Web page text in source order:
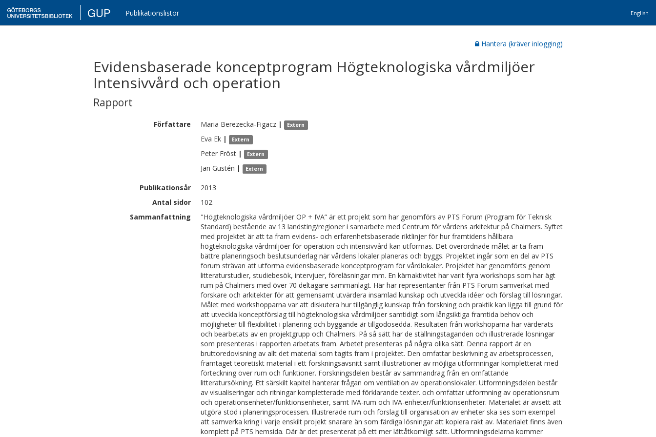
GUP Publikationslistor English
Hantera (kräver inlogging)
Evidensbaserade konceptprogram Högteknologiska vårdmiljöer
Intensivvård och operation
Rapport
Författare Maria Berezecka-Figacz | Extern
Eva Ek | Extern
Peter Fröst | Extern
Jan Gustén | Extern
Publikationsår
2013
Antal sidor
102
Sammanfattning
"Högteknologiska vårdmiljöer OP + IVA” är ett projekt som har genomförs av PTS Forum (Program för Teknisk
Standard) bestående av 13 landsting/regioner i samarbete med Centrum för vårdens arkitektur på Chalmers. Syftet
med projektet är att ta fram evidens- och erfarenhetsbaserade riktlinjer för hur framtidens hållbara
högteknologiska vårdmiljöer för operation och intensivvård kan utformas. Det överordnade målet är ta fram
bättre planeringsoch beslutsunderlag när vårdens lokaler planeras och byggs. Projektet ingår som en del av PTS
forum strävan att utforma evidensbaserade konceptprogram för vårdlokaler. Projektet har genomförts genom
litteraturstudier, studiebesök, intervjuer, föreläsningar mm. En kärnaktivitet har varit fyra workshops som har ägt
rum på Chalmers med över 70 deltagare sammanlagt. Här har representanter från PTS Forum samverkat med
forskare och arkitekter för att gemensamt utvärdera insamlad kunskap och utveckla idéer och förslag till lösningar.
Målet med workshopparna var att diskutera hur tillgänglig kunskap från forskning och praktik kan ligga till grund för
att utveckla konceptförslag till högteknologiska vårdmiljöer samtidigt som långsiktiga framtida behov och
möjligheter till flexibilitet i planering och byggande är tillgodosedda. Resultaten från workshoparna har värderats
och bearbetats av en projektgrupp och Chalmers. På så sätt har de ställningstaganden och illustrerade lösningar
som presenteras i rapporten arbetats fram. Arbetet presenteras på några olika sätt. Denna rapport är en
bruttoredovisning av allt det material som tagits fram i projektet. Den omfattar beskrivning av arbetsprocessen,
framtaget teoretiskt material i ett forskningsavsnitt samt illustrationer av möjliga utformningar kompletterat med
förteckning över rum och funktioner. Forskningsdelen består av sammandrag från en omfattande
litteratursökning. Ett särskilt kapitel hanterar frågan om ventilation av operationslokaler. Utformningsdelen består
av visualiseringar och ritningar kompletterade med förklarande texter. och omfattar utformning av operationsrum
och operationsenheter/funktionsenheter, samt IVA-rum och IVA-enheter/funktionsenheter. Materialet är avsett att
utgöra stöd i planeringsprocessen. Illustrerade rum och förslag till organisation av enheter ska ses som exempel
att samverka kring i varje enskilt projekt snarare än som färdiga lösningar att kopiera rakt av. Materialet finns även
komplett på PTS hemsida. Där är det presenterat på ett mer lättåtkomligt sätt. Utformningsdelarna kommer